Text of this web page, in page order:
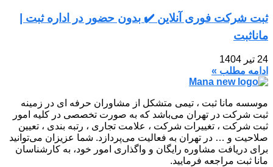
ثبت شرکت فوری آنلاین ✔️ بدون حضور در اداره ثبت |
ماناثبت
24 تیر 1404
ادامه مطلب »
موسسه مانا ثبت ، تیمی متشکل از مشاوران حرفه ای در زمینه
ثبت شرکت در تهران می‌باشد که به صورت تخصصی در کلیه امور
ثبت شرکت ، تغییرات شرکت ، علامت تجاری ، رتبه بندی ، تعیین
صلاحیت و … در تهران به فعالیت می‌پردازد. شما عزیزان می‌توانید
برای دریافت مشاوره رایگان و واگذاری امور خود، به کارشناسان
مانا ثبت مراجعه فرمایید.